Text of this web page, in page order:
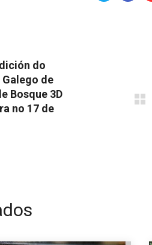
do
de
Bosque 3D
no 17 de